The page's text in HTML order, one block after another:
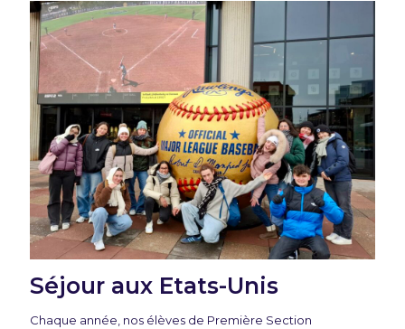
Séjour aux Etats-Unis
Chaque année, nos élèves de Première Section